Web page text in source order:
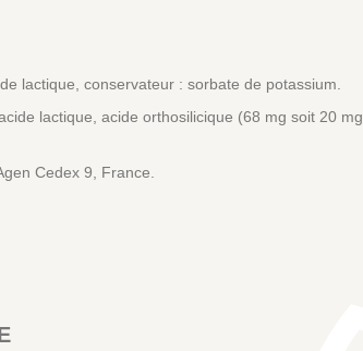
lactique, conservateur : sorbate de potassium.
lactique, acide orthosilicique (68 mg soit 20 mg
Cedex 9, France.